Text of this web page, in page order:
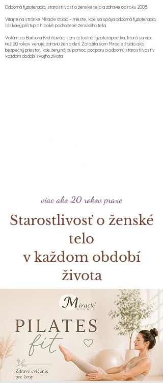
Odborná fyzioterapia, starostlivosť o ženské telo a zdravie od roku 2005.
Vitajte na stránke Miracle štúdia – mieste, kde sa spája odborná fyzioterapia,
láskavý prístup a hlboké pochopenie ženského tela.
Volám sa Barbora Krchňavá a som celostná fyzioterapeutka, ktorá sa viac
než 20 rokov venuje zdraviu žien a detí. Založila som Miracle štúdio ako
bezpečný priestor, kde ženy nájdu pomoc, podporu a odbornú starostlivosť v
každom období svojho života.​
viac ako 20 rokov praxe
Starostlivosť o ženské
telo
v každom období
života